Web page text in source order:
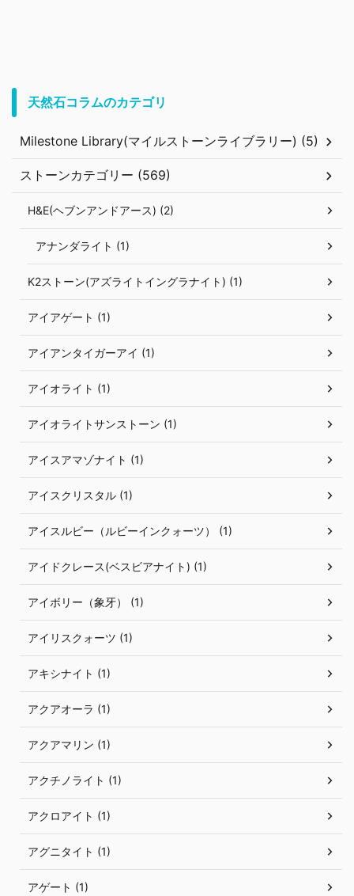
天然石コラムのカテゴリ
Milestone Library(マイルストーンライブラリー) (5)
ストーンカテゴリー (569)
H&E(ヘブンアンドアース) (2)
アナンダライト (1)
K2ストーン(アズライトイングラナイト) (1)
アイアゲート (1)
アイアンタイガーアイ (1)
アイオライト (1)
アイオライトサンストーン (1)
アイスアマゾナイト (1)
アイスクリスタル (1)
アイスルビー（ルビーインクォーツ） (1)
アイドクレース(ベスビアナイト) (1)
アイボリー（象牙） (1)
アイリスクォーツ (1)
アキシナイト (1)
アクアオーラ (1)
アクアマリン (1)
アクチノライト (1)
アクロアイト (1)
アグニタイト (1)
アゲート (1)